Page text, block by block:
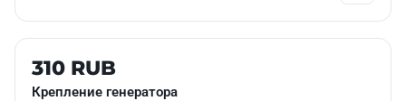
Б/У В НАЛИЧИИ
310 RUB
Крепление генератора